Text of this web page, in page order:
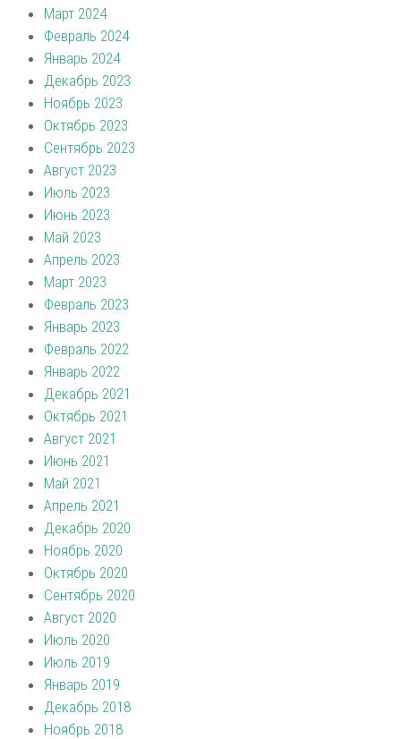
Март 2024
Февраль 2024
Январь 2024
Декабрь 2023
Ноябрь 2023
Октябрь 2023
Сентябрь 2023
Август 2023
Июль 2023
Июнь 2023
Май 2023
Апрель 2023
Март 2023
Февраль 2023
Январь 2023
Февраль 2022
Январь 2022
Декабрь 2021
Октябрь 2021
Август 2021
Июнь 2021
Май 2021
Апрель 2021
Декабрь 2020
Ноябрь 2020
Октябрь 2020
Сентябрь 2020
Август 2020
Июль 2020
Июль 2019
Январь 2019
Декабрь 2018
Ноябрь 2018